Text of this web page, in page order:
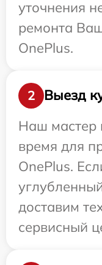
уточнения
ремонта
OnePlus.
2
Выезд
Наш мастер
время для
OnePlus.
доставим
сервисный